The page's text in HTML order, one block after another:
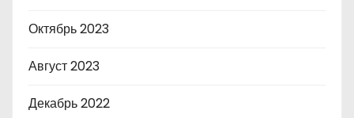
Октябрь 2023
Август 2023
Декабрь 2022